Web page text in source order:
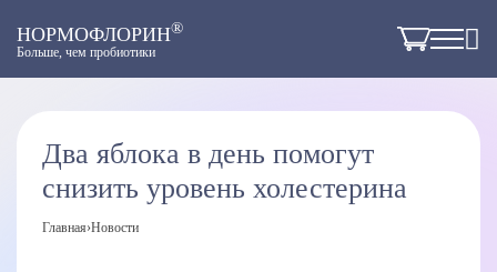
НОРМОФЛОРИН®
Больше, чем пробиотики
Два яблока в день помогут
снизить уровень холестерина
Главная›Новости